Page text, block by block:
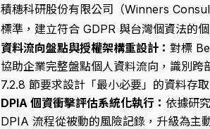
積穗科研股份有限公司（Winners
標準，建立符合 GDPR 與台灣個資法的
資料流向盤點與授權架構重設計： 對標
協助企業完整盤點個人資料流向，識別
7.2.8 節要求設計「最小必要」的資料存
DPIA 個資衝擊評估系統化執行： 依據研
DPIA 流程從被動的風險記錄，升級為主